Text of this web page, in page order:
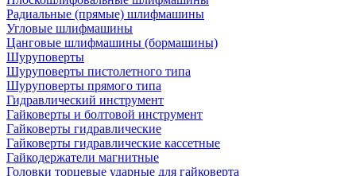
Радиальные (прямые) шлифмашины
Угловые шлифмашины
Цанговые шлифмашины (бормашины)
Шуруповерты
Шуруповерты пистолетного типа
Шуруповерты прямого типа
Гидравлический инструмент
Гайковерты и болтовой инструмент
Гайковерты гидравлические
Гайковерты гидравлические кассетные
Гайкодержатели магнитные
Головки торцевые ударные для гайковерта